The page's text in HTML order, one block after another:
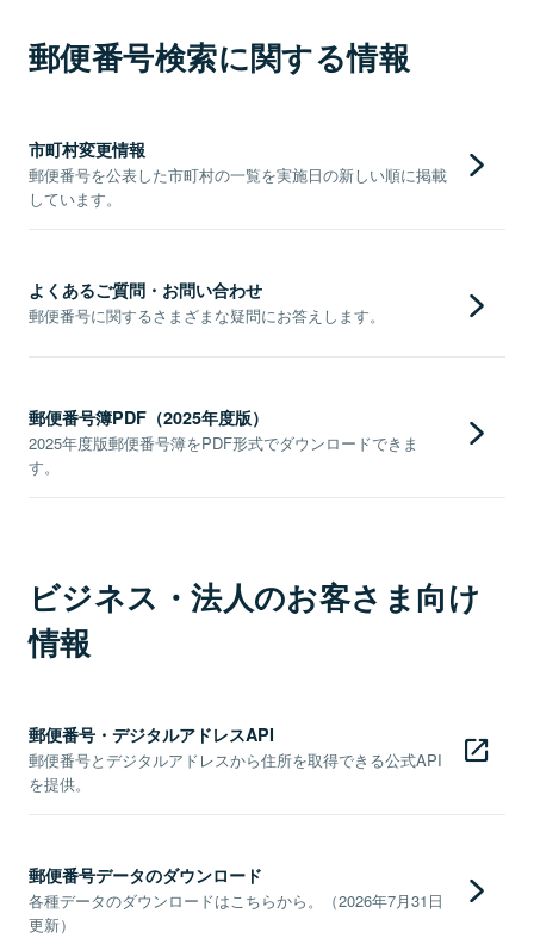
郵便番号検索に関する情報
市町村変更情報
郵便番号を公表した市町村の一覧を実施日の新しい順に掲載
しています。
よくあるご質問・お問い合わせ
郵便番号に関するさまざまな疑問にお答えします。
郵便番号簿PDF（2025年度版）
2025年度版郵便番号簿をPDF形式でダウンロードできま
す。
ビジネス・法人のお客さま向け
情報
郵便番号・デジタルアドレスAPI
郵便番号とデジタルアドレスから住所を取得できる公式API
を提供。
郵便番号データのダウンロード
各種データのダウンロードはこちらから。（2026年7月31日
更新）